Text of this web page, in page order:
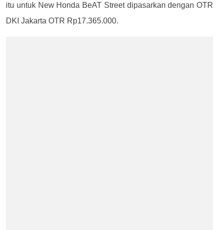
itu untuk New Honda BeAT Street dipasarkan dengan OTR
DKI Jakarta OTR Rp17.365.000.